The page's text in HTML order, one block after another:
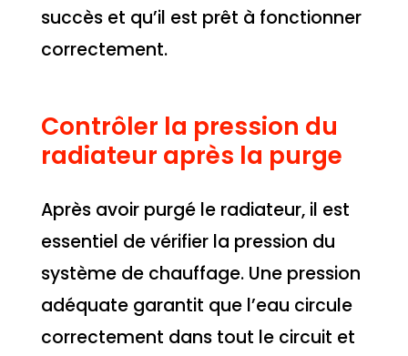
succès et qu’il est prêt à fonctionner
correctement.
Contrôler la pression du
radiateur après la purge
Après avoir purgé le radiateur, il est
essentiel de vérifier la pression du
système de chauffage. Une pression
adéquate garantit que l’eau circule
correctement dans tout le circuit et